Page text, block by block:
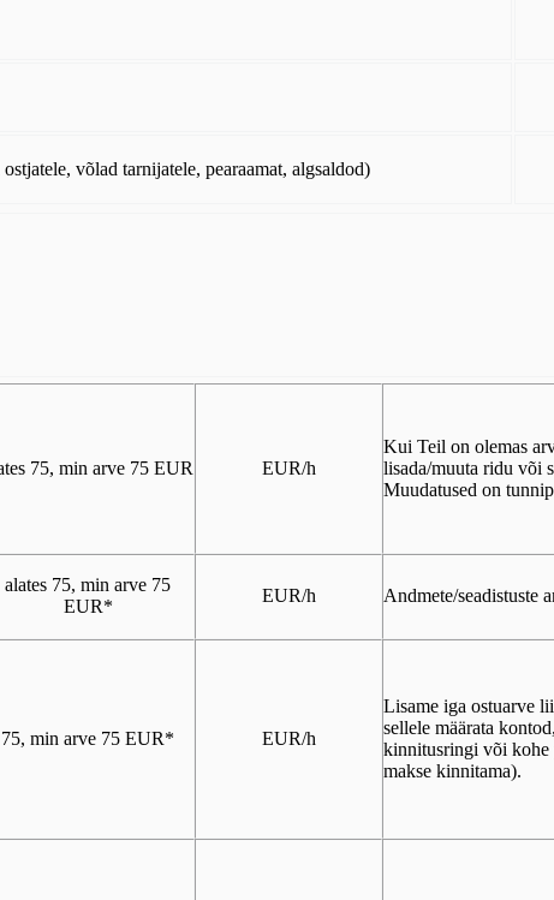
võlad tarnijatele, pearaamat, algsaldod)
75, min arve 75 EUR EUR/h
Kui Teil on olemas
lisada/muuta ridu või
Muudatused on
alates 75, min arve 75
EUR*
EUR/h Andmete/seadistuste
75, min arve 75 EUR* EUR/h
Lisame iga ostuarve
sellele määrata
kinnitusringi või kohe
makse kinnitama).